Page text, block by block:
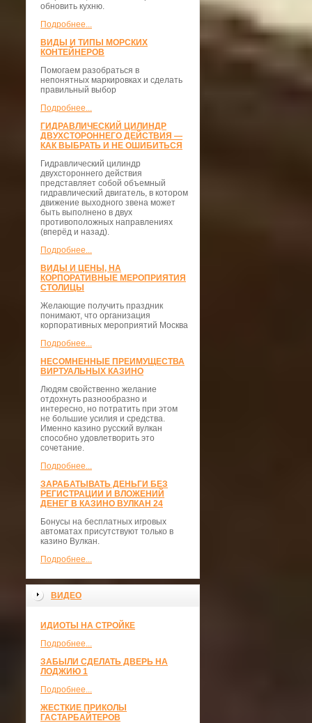
обновить кухню.
Подробнее...
ВИДЫ И ТИПЫ МОРСКИХ
КОНТЕЙНЕРОВ
Помогаем разобраться в
непонятных маркировках и сделать
правильный выбор
Подробнее...
ГИДРАВЛИЧЕСКИЙ ЦИЛИНДР
ДВУХСТОРОННЕГО ДЕЙСТВИЯ —
КАК ВЫБРАТЬ И НЕ ОШИБИТЬСЯ
Гидравлический цилиндр
двухстороннего действия
представляет собой объемный
гидравлический двигатель, в котором
движение выходного звена может
быть выполнено в двух
противоположных направлениях
(вперёд и назад).
Подробнее...
ВИДЫ И ЦЕНЫ, НА
КОРПОРАТИВНЫЕ МЕРОПРИЯТИЯ
СТОЛИЦЫ
Желающие получить праздник
понимают, что организация
корпоративных мероприятий Москва
Подробнее...
НЕСОМНЕННЫЕ ПРЕИМУЩЕСТВА
ВИРТУАЛЬНЫХ КАЗИНО
Людям свойственно желание
отдохнуть разнообразно и
интересно, но потратить при этом
не большие усилия и средства.
Именно казино русский вулкан
способно удовлетворить это
сочетание.
Подробнее...
ЗАРАБАТЫВАТЬ ДЕНЬГИ БЕЗ
РЕГИСТРАЦИИ И ВЛОЖЕНИЙ
ДЕНЕГ В КАЗИНО ВУЛКАН 24
Бонусы на бесплатных игровых
автоматах присутствуют только в
казино Вулкан.
Подробнее...
ВИДЕО
ИДИОТЫ НА СТРОЙКЕ
Подробнее...
ЗАБЫЛИ СДЕЛАТЬ ДВЕРЬ НА
ЛОДЖИЮ 1
Подробнее...
ЖЕСТКИЕ ПРИКОЛЫ
ГАСТАРБАЙТЕРОВ